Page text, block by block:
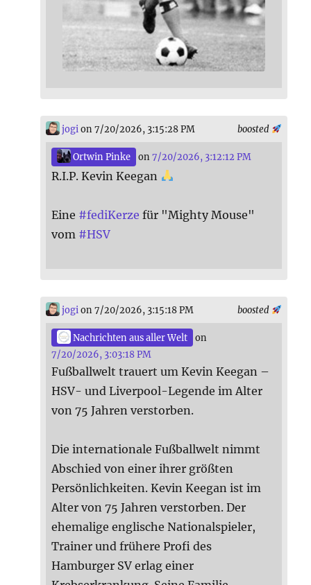
boosted
jogi on 7/20/2026, 3:15:28 PM
Ortwin Pinke on7/20/2026, 3:12:12 PM
R.I.P. Kevin Keegan
Eine #fediKerze für "Mighty Mouse"
vom #HSV
boosted
jogi on 7/20/2026, 3:15:18 PM
Nachrichten aus aller Welt
on
7/20/2026, 3:03:18 PM
Fußballwelt trauert um Kevin Keegan –
HSV- und Liverpool-Legende im Alter
von 75 Jahren verstorben.
Die internationale Fußballwelt nimmt
Abschied von einer ihrer größten
Persönlichkeiten. Kevin Keegan ist im
Alter von 75 Jahren verstorben. Der
ehemalige englische Nationalspieler,
Trainer und frühere Profi des
Hamburger SV erlag einer